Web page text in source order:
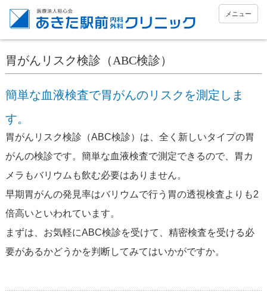
メニュー
胃がんリスク検診（ABC検診）
簡単な血液検査で胃がんのリスクを測定しま
す。
胃がんリスク検診（ABC検診）は、全く新しいタイプの胃
がんの検診です。簡単な血液検査で測定できるので、胃カ
メラもバリウムも飲む必要はありません。
早期胃がんの発見率はバリウムで行う胃の透視検査よりも2
倍高いといわれています。
まずは、お気軽にABC検診を受けて、精密検査を受ける必
要があるかどうかを判断してみてはいかがですか。